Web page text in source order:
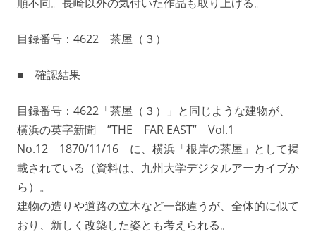
目録番号：4622 茶屋（３）
■ 確認結果
目録番号：4622「茶屋（３）」と同じような建物が、
横浜の英字新聞 ”THE FAR EAST” Vol.1
No.12 1870/11/16 に、横浜「根岸の茶屋」として掲
載されている（資料は、九州大学デジタルアーカイブか
ら）。
建物の造りや道路の立木など一部違うが、全体的に似て
おり、新しく改築した姿とも考えられる。